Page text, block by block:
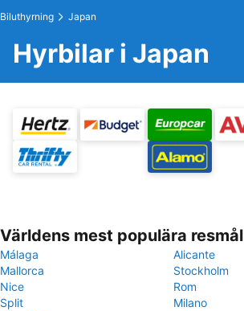
Biluthyrning Japan
Hyrbilar i Japan
Världens mest populära resmål
Málaga
Alicante
Mallorca
Stockholm
Nice
Rom
Split
Milano